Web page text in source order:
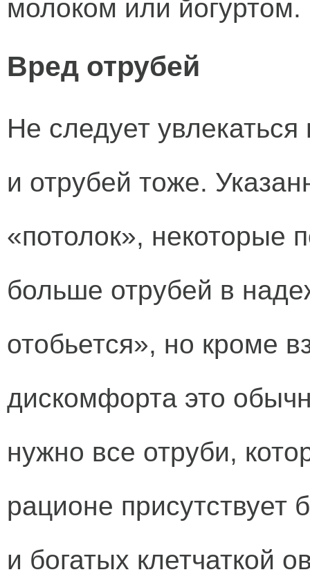
молоком или йогуртом.
Вред отрубей
Не следует
и отрубей тоже.
«потолок», некоторые
больше отрубей в
отобьется», но кроме
дискомфорта это
нужно все отруби,
рационе присутствует
и богатых клетчаткой